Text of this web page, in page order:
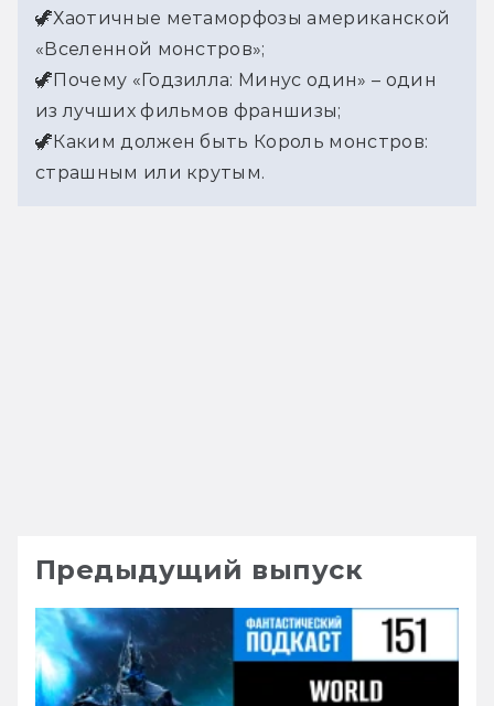
🦖Хаотичные метаморфозы американской
«Вселенной монстров»;
🦖Почему «Годзилла: Минус один» – один
из лучших фильмов франшизы;
🦖Каким должен быть Король монстров:
страшным или крутым.
Предыдущий выпуск